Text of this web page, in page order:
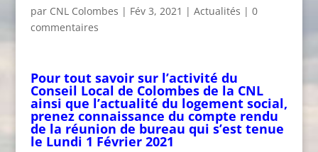
par CNL Colombes | Fév 3, 2021 | Actualités | 0
commentaires
Pour tout savoir sur l’activité du
Conseil Local de Colombes de la CNL
ainsi que l’actualité du logement social,
prenez connaissance du compte rendu
de la réunion de bureau qui s’est tenue
le Lundi 1 Février 2021